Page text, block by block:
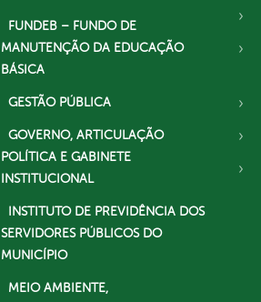
FUNDEB – FUNDO DE
MANUTENÇÃO DA EDUCAÇÃO
BÁSICA
GESTÃO PÚBLICA
GOVERNO, ARTICULAÇÃO
POLÍTICA E GABINETE
INSTITUCIONAL
INSTITUTO DE PREVIDÊNCIA DOS
SERVIDORES PÚBLICOS DO
MUNICÍPIO
MEIO AMBIENTE,